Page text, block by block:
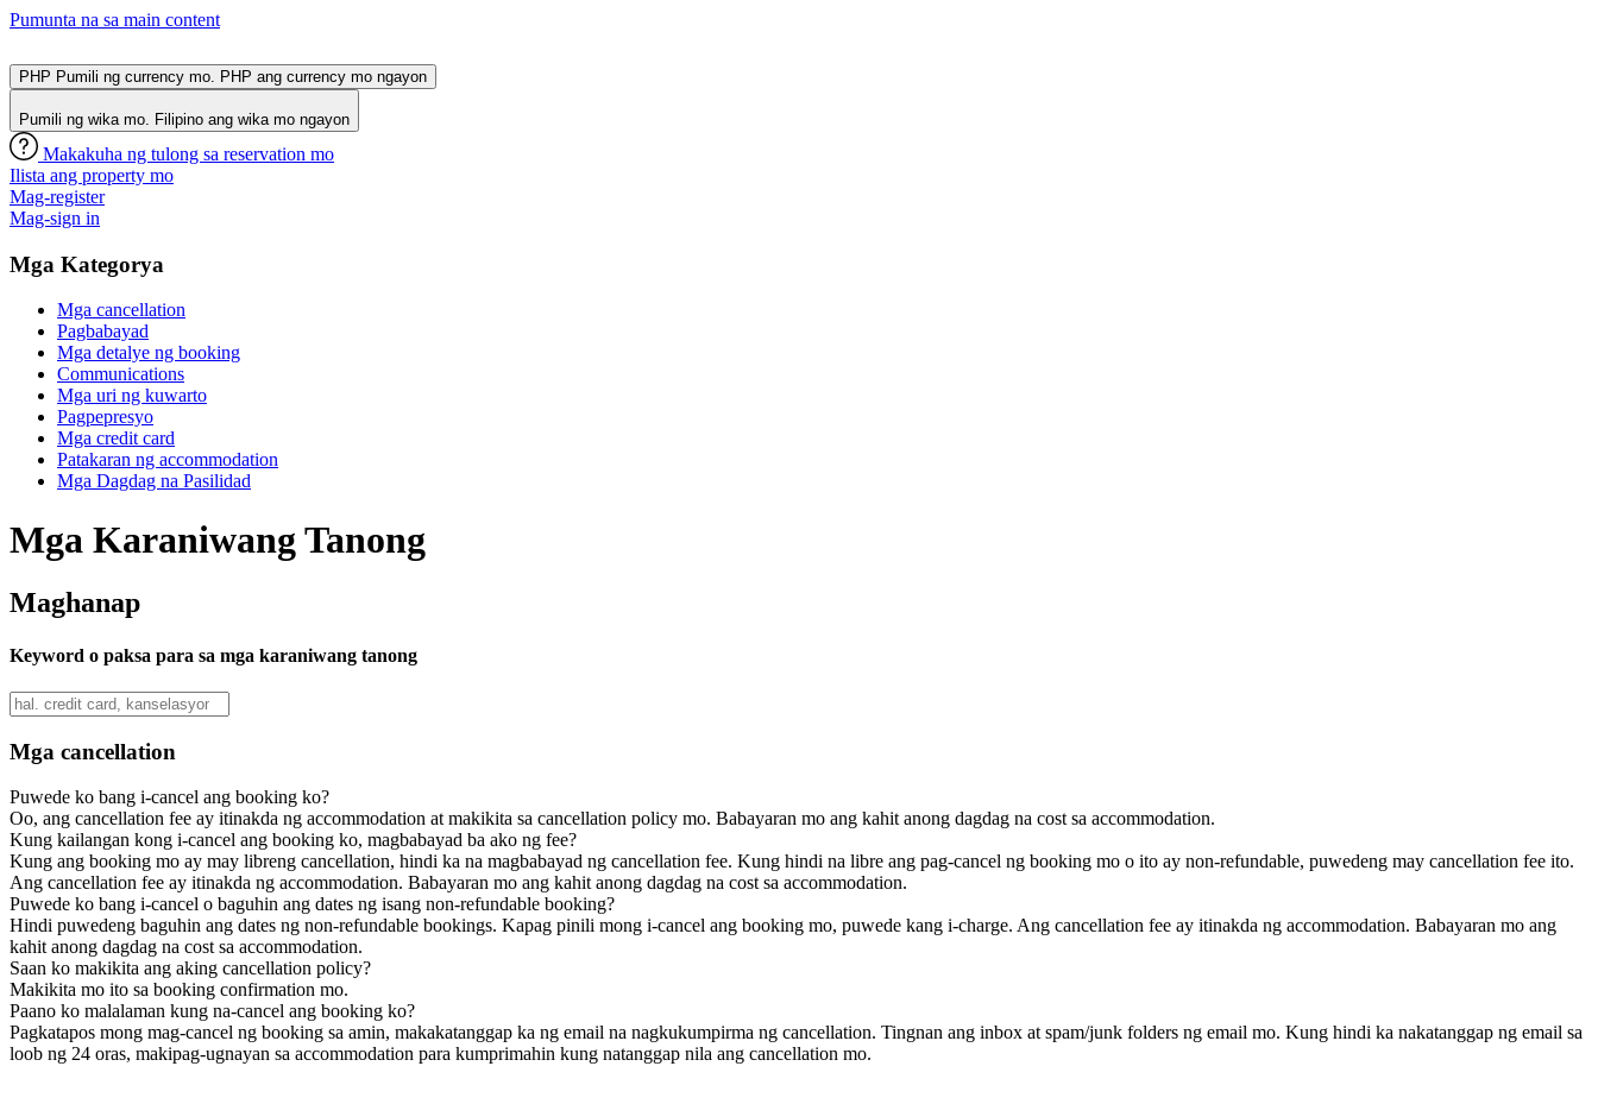
Pumunta na sa main content
PHP Pumili ng currency mo. PHP ang currency mo ngayon
Pumili ng wika mo. Filipino ang wika mo ngayon
Makakuha ng tulong sa reservation mo
Ilista ang property mo
Mag-register
Mag-sign in
Mga Kategorya
Mga cancellation
Pagbabayad
Mga detalye ng booking
Communications
Mga uri ng kuwarto
Pagpepresyo
Mga credit card
Patakaran ng accommodation
Mga Dagdag na Pasilidad
Mga Karaniwang Tanong
Maghanap
Keyword o paksa para sa mga karaniwang tanong
Mga cancellation
Puwede ko bang i-cancel ang booking ko?
Oo, ang cancellation fee ay itinakda ng accommodation at makikita sa cancellation policy mo. Babayaran mo ang kahit anong dagdag na cost sa accommodation.
Kung kailangan kong i-cancel ang booking ko, magbabayad ba ako ng fee?
Kung ang booking mo ay may libreng cancellation, hindi ka na magbabayad ng cancellation fee. Kung hindi na libre ang pag-cancel ng booking mo o ito ay non-refundable, puwedeng may cancellation fee ito.
Ang cancellation fee ay itinakda ng accommodation. Babayaran mo ang kahit anong dagdag na cost sa accommodation.
Puwede ko bang i-cancel o baguhin ang dates ng isang non-refundable booking?
Hindi puwedeng baguhin ang dates ng non-refundable bookings. Kapag pinili mong i-cancel ang booking mo, puwede kang i-charge. Ang cancellation fee ay itinakda ng accommodation. Babayaran mo ang
kahit anong dagdag na cost sa accommodation.
Saan ko makikita ang aking cancellation policy?
Makikita mo ito sa booking confirmation mo.
Paano ko malalaman kung na-cancel ang booking ko?
Pagkatapos mong mag-cancel ng booking sa amin, makakatanggap ka ng email na nagkukumpirma ng cancellation. Tingnan ang inbox at spam/junk folders ng email mo. Kung hindi ka nakatanggap ng email sa
loob ng 24 oras, makipag-ugnayan sa accommodation para kumprimahin kung natanggap nila ang cancellation mo.